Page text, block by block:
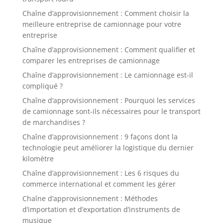
Chaîne d’approvisionnement : Comment choisir la
meilleure entreprise de camionnage pour votre
entreprise
Chaîne d’approvisionnement : Comment qualifier et
comparer les entreprises de camionnage
Chaîne d’approvisionnement : Le camionnage est-il
compliqué ?
Chaîne d’approvisionnement : Pourquoi les services
de camionnage sont-ils nécessaires pour le transport
de marchandises ?
Chaîne d’approvisionnement : 9 façons dont la
technologie peut améliorer la logistique du dernier
kilomètre
Chaîne d’approvisionnement : Les 6 risques du
commerce international et comment les gérer
Chaîne d’approvisionnement : Méthodes
d’importation et d’exportation d’instruments de
musique